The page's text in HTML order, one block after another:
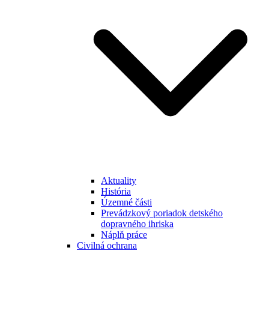
Aktuality
História
Územné části
Prevádzkový poriadok detského
dopravného ihriska
Náplň práce
Civilná ochrana